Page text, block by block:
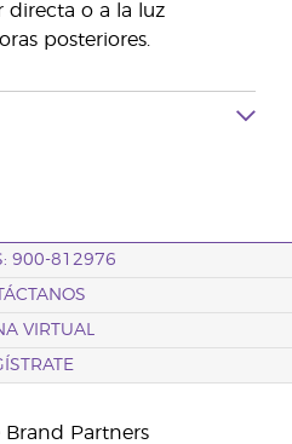
directa o a la luz
posteriores.
900-812976
VIRTUAL
Brand Partners